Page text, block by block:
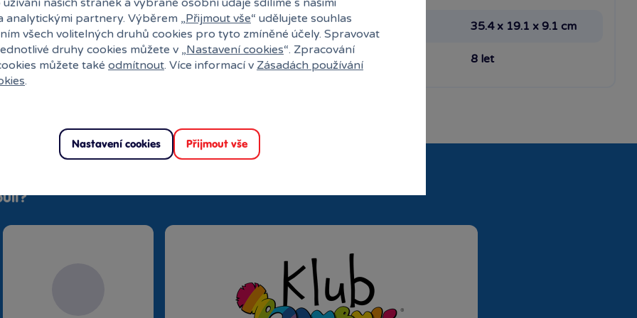
• Praktický pomocník – Aplikace LEGO®
a vizualizovat si digitální verzi modelu,
dalšího • Stavebnice LEGO® Star Wars™ pro
se hodí pro děti i dospělé fanoušky, kteří si
nebo vystavovat modely z kostek •
dílků a model chodby na lodi Tantive IV měří
Rozměr 35.4 x 19.1 x 9.1 cm
Věk min 8 let
analytickými partnery. Výběrem „Přijmout vše“ udělujete souhlas
všech volitelných druhů cookies pro tyto zmíněné účely. Spravovat
druhy cookies můžete v „Nastavení cookies“. Zpracování
můžete také odmítnout. Více informací v Zásadách používání
.
Nastavení cookies Přijmout vše